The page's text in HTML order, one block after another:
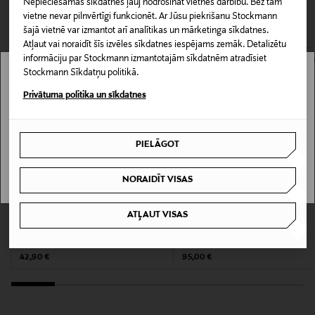
Nepieciešamās sīkdatnes ļauj nodrošināt vietnes darbību. Bez tām
vietne nevar pilnvērtīgi funkcionēt. Ar Jūsu piekrišanu Stockmann
šajā vietnē var izmantot arī analītikas un mārketinga sīkdatnes.
Atļaut vai noraidīt šīs izvēles sīkdatnes iespējams zemāk. Detalizētu
informāciju par Stockmann izmantotajām sīkdatnēm atradīsiet
Stockmann Sīkdatņu politikā.
Privātuma politika un sīkdatnes
PIELĀGOT
NORAIDĪT VISAS
ATĻAUT VISAS
Produkta numurs
172074045
Materiāls
100 % stikla
Kopšanas instrukcijas
Piegāde uz saņemšanas punktu
0,00 € – 4,90 €
CITI KLIENTI SKATĪJĀS ARĪ
RITZENHOFF
Original Price
42,90 €
IITTALA
Original Price
95,00 €
Stockmann nav pieejams tavā valstī.